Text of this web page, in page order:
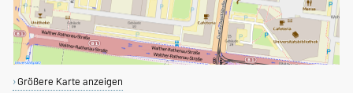
Größere Karte anzeigen